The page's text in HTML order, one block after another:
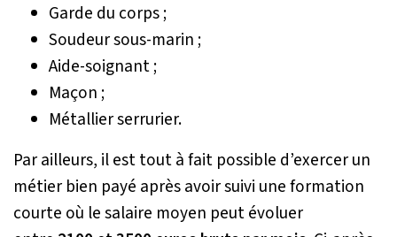
Garde du corps ;
Soudeur sous-marin ;
Aide-soignant ;
Maçon ;
Métallier serrurier.
Par ailleurs, il est tout à fait possible d’exercer un
métier bien payé après avoir suivi une formation
courte où le salaire moyen peut évoluer